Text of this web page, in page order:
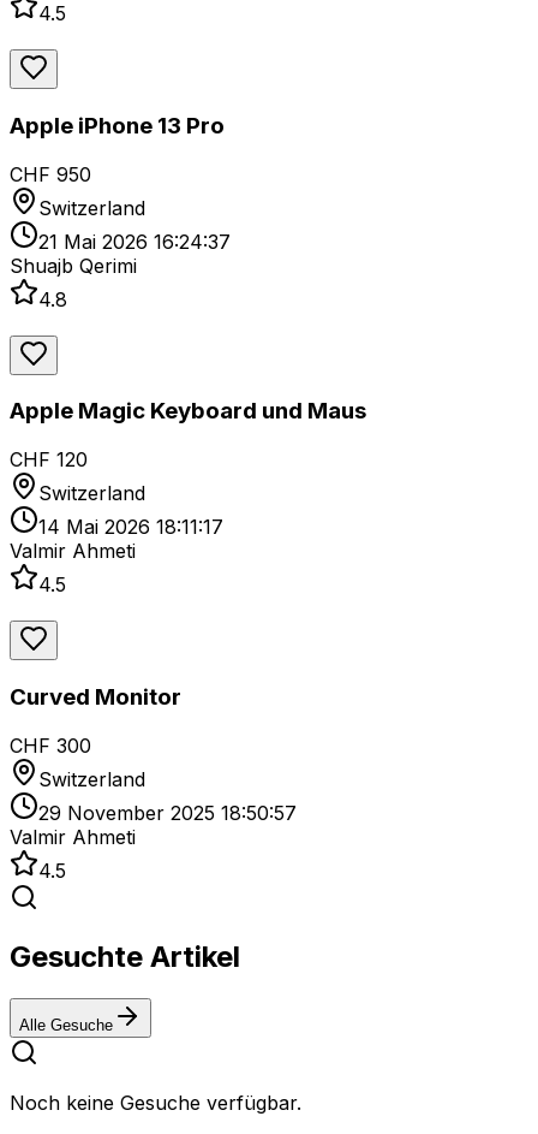
4.5
Apple iPhone 13 Pro
CHF 950
Switzerland
21 Mai 2026 16:24:37
Shuajb Qerimi
4.8
Apple Magic Keyboard und Maus
CHF 120
Switzerland
14 Mai 2026 18:11:17
Valmir Ahmeti
4.5
Curved Monitor
CHF 300
Switzerland
29 November 2025 18:50:57
Valmir Ahmeti
4.5
Gesuchte Artikel
Alle Gesuche
Noch keine Gesuche verfügbar.